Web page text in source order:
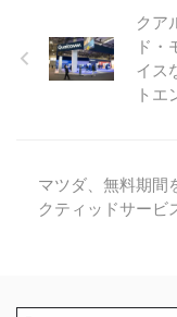
クア
ド
イス
トエ
マツダ、無料期間
クティッドサービ